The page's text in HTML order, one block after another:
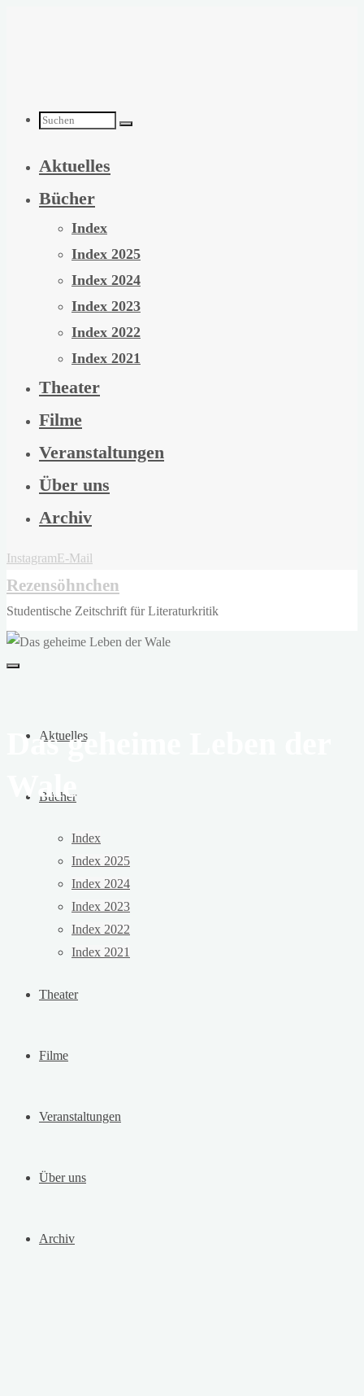
Suchen
nach:
Aktuelles
Bücher
Index
Index 2025
Index 2024
Index 2023
Index 2022
Index 2021
Theater
Filme
Veranstaltungen
Über uns
Archiv
InstagramE-Mail
Rezensöhnchen
Studentische Zeitschrift für Literaturkritik
Aktuelles
Bücher
Index
Index 2025
Index 2024
Index 2023
Index 2022
Index 2021
Theater
Filme
Veranstaltungen
Über uns
Archiv
Das geheime Leben der
Wale